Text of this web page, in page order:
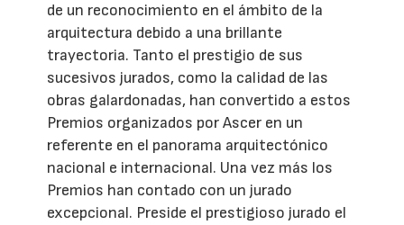
de un reconocimiento en el ámbito de la
arquitectura debido a una brillante
trayectoria. Tanto el prestigio de sus
sucesivos jurados, como la calidad de las
obras galardonadas, han convertido a estos
Premios organizados por Ascer en un
referente en el panorama arquitectónico
nacional e internacional. Una vez más los
Premios han contado con un jurado
excepcional. Preside el prestigioso jurado el